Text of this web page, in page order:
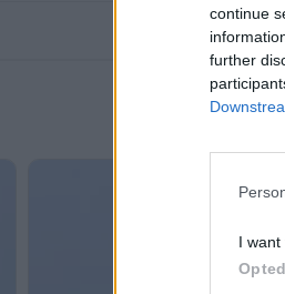
continue
further
I want